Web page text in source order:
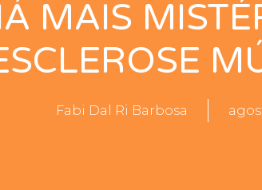
MAIS
Fabi Dal Ri Barbosa